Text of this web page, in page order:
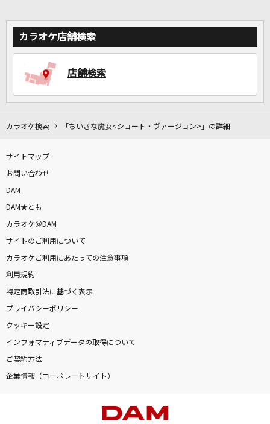
カラオケ店舗検索
店舗検索
カラオケ検索 「ちいさな魔女<ショート・ヴァージョン>」の詳細
サイトマップ
お問い合わせ
DAM
DAM★とも
カラオケ＠DAM
サイトのご利用について
カラオケご利用にあたっての注意事項
利用規約
特定商取引法に基づく表示
プライバシーポリシー
クッキー設定
インフォマティブデータの取得について
ご契約方法
企業情報（コーポレートサイト）